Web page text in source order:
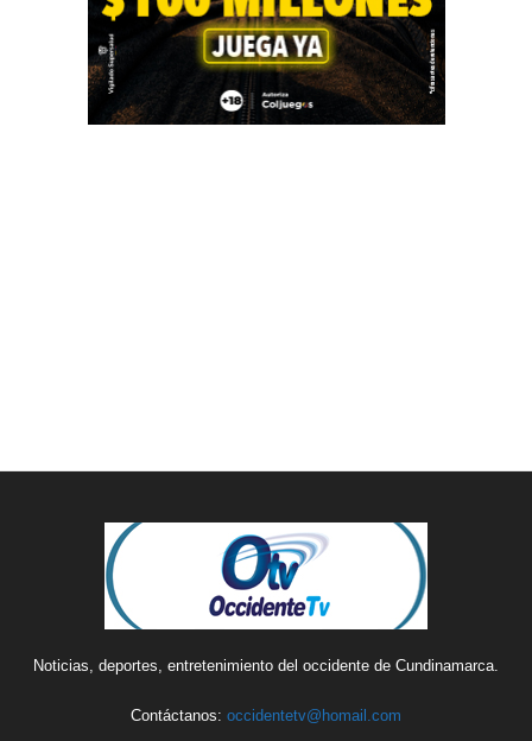
Noticias, deportes, entretenimiento del occidente de Cundinamarca.
Contáctanos: occidentetv@homail.com